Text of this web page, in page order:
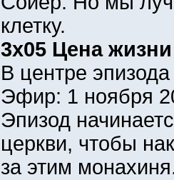
клетку.
3x05 Цена жизни
В центре
Эфир: 1 ноября
Эпизод
церкви, чтобы
за этим